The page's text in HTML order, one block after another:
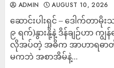
ADMIN AUGUST 10, 2026
ဆောင်းပါးရှင် – ဒေါက်တာ
၉ ရက်)နွားနို့နဲ့ ဒိန်ချဉ်ဟာ
လိုအပ်တဲ့ အဓိက အာဟာရဓာ
မကဘဲ အစာအိမ်နဲ့...